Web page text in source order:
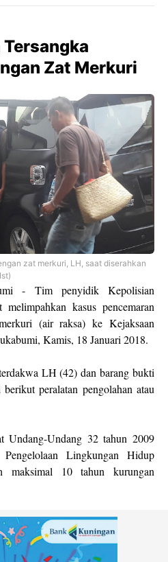
Zat Merkuri
zat merkuri, LH, saat diserahkan
- Tim penyidik Kepolisian
kasus pencemaran
(air raksa) ke Kejaksaan
Kamis, 18 Januari 2018.
LH (42) dan barang bukti
peralatan pengolahan atau
Undang 32 tahun 2009
Lingkungan Hidup
maksimal 10 tahun kurungan